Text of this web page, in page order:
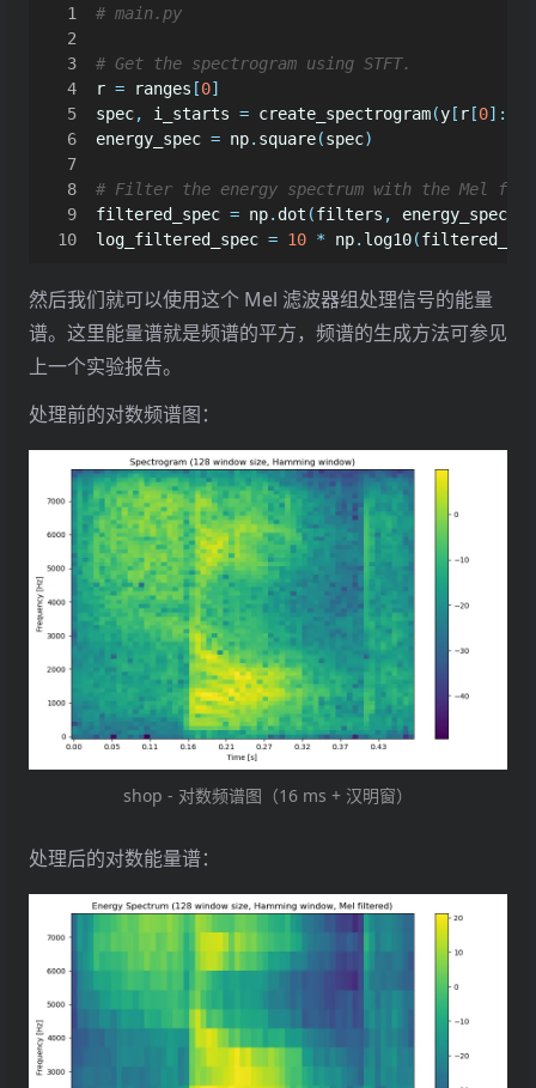
# main.py
# Get the spectrogram using STFT.
r = ranges [0]
spec, i_starts = create_spectrogram(y [ r [0]:
energy_spec = np. square(spec)
# Filter the energy spectrum with the Mel
filtered_spec = np. dot (filters , energy_spec
log_filtered_spec = 10 * np. log10(
然后我们就可以使用这个 Mel 滤波器组处理信号的能量
谱。这里能量谱就是频谱的平方，频谱的生成方法可参见
上一个实验报告。
处理前的对数频谱图：
shop - 对数频谱图（16 ms + 汉明窗）
处理后的对数能量谱：